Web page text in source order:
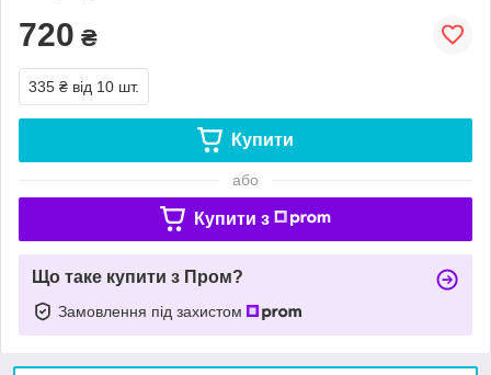
720 ₴
335 ₴ від 10 шт.
Купити
або
Купити з
Що таке купити з Пром?
Замовлення під захистом